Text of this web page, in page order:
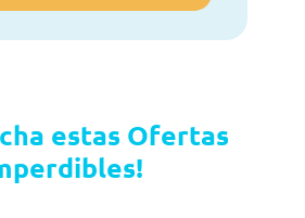
estas Ofertas